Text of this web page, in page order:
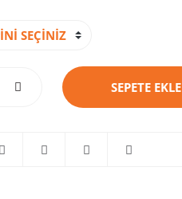
SEPETE EKLE